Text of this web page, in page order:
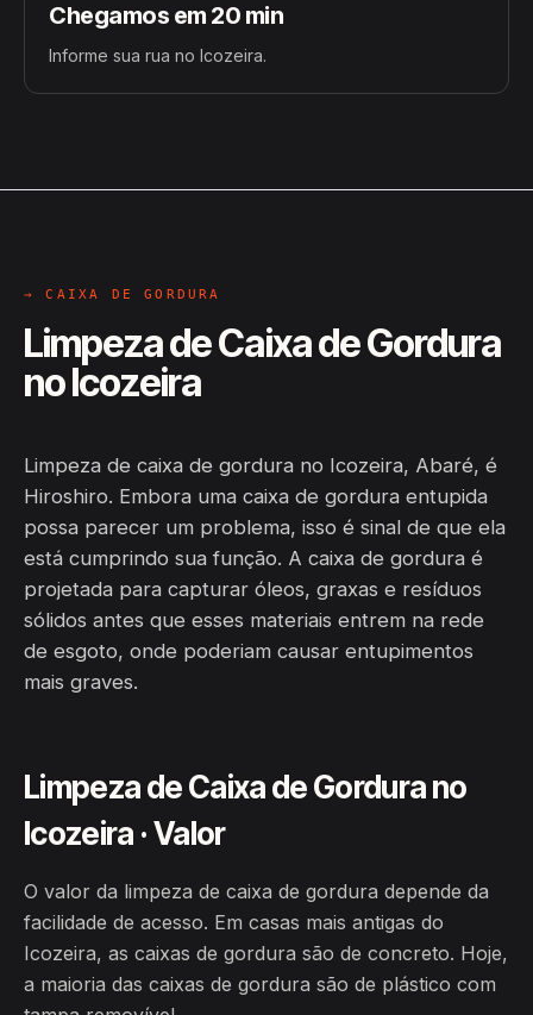
Chegamos em 20 min
Informe sua rua no Icozeira.
→ CAIXA DE GORDURA
Limpeza de Caixa de Gordura
no Icozeira
Limpeza de caixa de gordura no Icozeira, Abaré, é
Hiroshiro. Embora uma caixa de gordura entupida
possa parecer um problema, isso é sinal de que ela
está cumprindo sua função. A caixa de gordura é
projetada para capturar óleos, graxas e resíduos
sólidos antes que esses materiais entrem na rede
de esgoto, onde poderiam causar entupimentos
mais graves.
Limpeza de Caixa de Gordura no
Icozeira · Valor
O valor da limpeza de caixa de gordura depende da
facilidade de acesso. Em casas mais antigas do
Icozeira, as caixas de gordura são de concreto. Hoje,
a maioria das caixas de gordura são de plástico com